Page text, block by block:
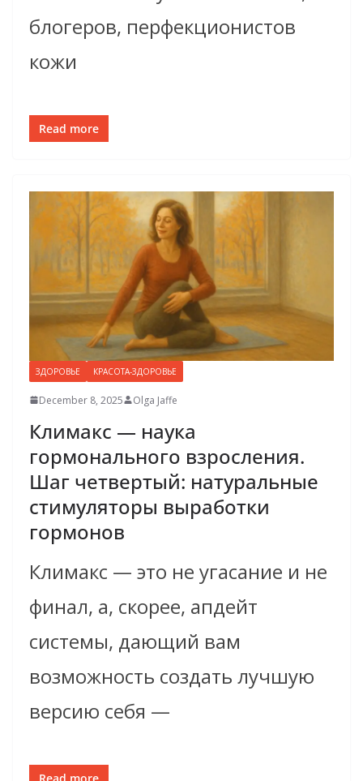
блогеров, перфекционистов
кожи
Read more
ЗДОРОВЬЕ КРАСОТА-ЗДОРОВЬЕ
December 8, 2025 Olga Jaffe
Климакс — наука
гормонального взросления.
Шаг четвертый: натуральные
стимуляторы выработки
гормонов
Климакс — это не угасание и не
финал, а, скорее, апдейт
системы, дающий вам
возможность создать лучшую
версию себя —